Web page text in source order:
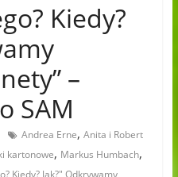
Kiedy?
–
SAM
Andrea Erne, Anita i Robert
kartonowe, Markus Humbach,
Kiedy? Jak?" Odkrywamy